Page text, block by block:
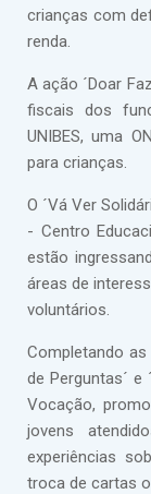
crianças com
renda.
A ação ´Doar
fiscais dos
UNIBES, uma
para crianças.
O ´Vá Ver
- Centro
estão
áreas de
voluntários.
Completando as
de Perguntas´ e
Vocação,
jovens
experiências
troca de cartas